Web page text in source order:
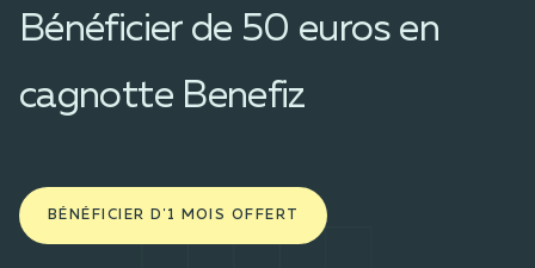
Bénéficier de 50 euros en
cagnotte Benefiz
BÉNÉFICIER D'1 MOIS OFFERT